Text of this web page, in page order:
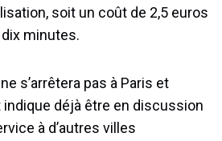
soit un coût de 2,5 euros
minutes.
s’arrêtera pas à Paris et
indique déjà être en discussion
à d’autres villes